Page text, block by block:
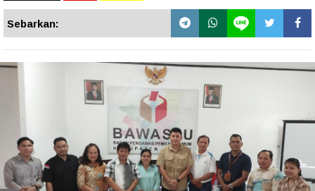
Sebarkan: